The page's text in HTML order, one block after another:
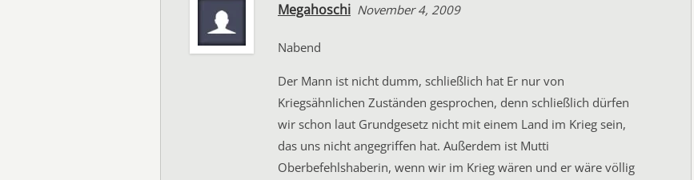
Megahoschi November 4, 2009
Nabend
Der Mann ist nicht dumm, schließlich hat Er nur von
Kriegsähnlichen Zuständen gesprochen, denn schließlich dürfen
wir schon laut Grundgesetz nicht mit einem Land im Krieg sein,
das uns nicht angegriffen hat. Außerdem ist Mutti
Oberbefehlshaberin, wenn wir im Krieg wären und er wäre völlig